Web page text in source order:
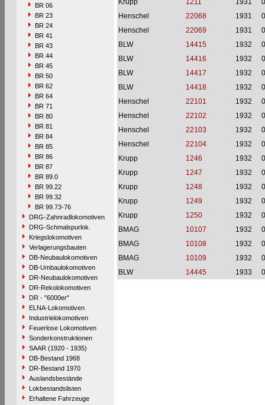
BR 06
BR 23
BR 24
BR 41
BR 43
BR 44
BR 45
BR 50
BR 62
BR 64
BR 71
BR 80
BR 81
BR 84
BR 85
BR 86
BR 87
BR 89.0
BR 99.22
BR 99.32
BR 99.73-76
DRG-Zahnradlokomotiven
DRG-Schmalspurlok.
Kriegslokomotiven
Verlagerungsbauten
DB-Neubaulokomotiven
DB-Umbaulokomotiven
DR-Neubaulokomotiven
DR-Rekolokomotiven
DR - "6000er"
ELNA-Lokomotiven
Industrielokomotiven
Feuerlose Lokomotiven
Sonderkonstruktionen
SAAR (1920 - 1935)
DB-Bestand 1968
DR-Bestand 1970
Auslandsbestände
Lokbestandslisten
Erhaltene Fahrzeuge
Krupp
1211 1931
Henschel
22068 1931
Henschel
22069 1931
BLW
14415 1932
BLW
14416 1932
BLW
14417 1932
BLW
14418 1932
Henschel
22101 1932
Henschel
22102 1932
Henschel
22103 1932
Henschel
22104 1932
Krupp
1246 1932
Krupp
1247 1932
Krupp
1248 1932
Krupp
1249 1932
Krupp
1250 1932
BMAG
10107 1932
BMAG
10108 1932
BMAG
10109 1932
BLW
14445 1933